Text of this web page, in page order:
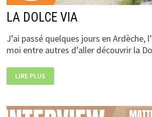
LA DOLCE VIA
J’ai passé quelques jours en Ardèche,
moi entre autres d’aller découvrir la
LA
DOLCE
VIA
LIRE PLUS